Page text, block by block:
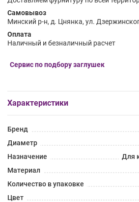
Самовывоз
Минский р-н, д. Цнянка, ул.
Оплата
Наличный и безналичный расчет
Сервис по подбору заглушек
Характеристики
Бренд
Диаметр
Назначение
Для
Материал
Количество в упаковке
Цвет